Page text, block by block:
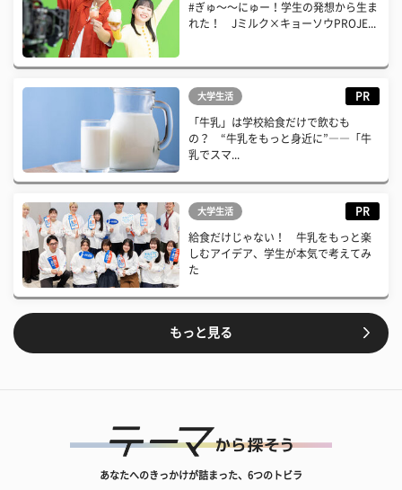
#ぎゅ〜〜にゅー！学生の発想から生ま
れた！ Jミルク×キョーソウPROJE...
大学生活 PR
「牛乳」は学校給食だけで飲むも
の？ “牛乳をもっと身近に”――「牛
乳でスマ...
大学生活 PR
給食だけじゃない！ 牛乳をもっと楽
しむアイデア、学生が本気で考えてみ
た
もっと見る
あなたへのきっかけが詰まった、6つのトビラ